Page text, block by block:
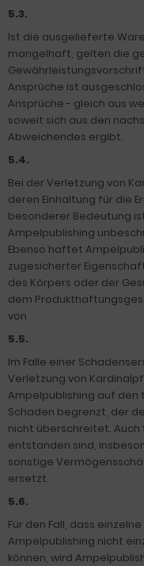
5.3.
Ist die ausgelieferte
mangelhaft, gelten die
Ansprüche ist
Ansprüche - gleich aus
soweit sich aus den
Abweichendes ergibt.
5.4.
Bei der Verletzung von
deren Einhaltung für die
besonderer Bedeutung
Ampelpublishing
Ebenso haftet
zugesicherter
des Körpers oder der
dem
von
5.5.
Im Falle einer
Verletzung von
Ampelpublishing auf
Schaden begrenzt, der
nicht überschreitet. Auch
entstanden sind,
sonstige
ersetzt.
5.6.
Für den Fall, dass
Ampelpublishing nicht
können, wird